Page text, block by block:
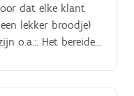
dat elke klant
lekker broodje)
o.a.:. Het bereiden